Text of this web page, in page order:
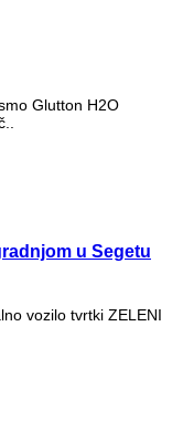
Glutton H2O
u Segetu
vozilo tvrtki ZELENI